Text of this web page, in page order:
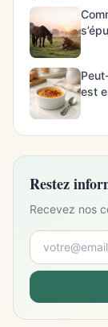
est
Restez
Recevez nos